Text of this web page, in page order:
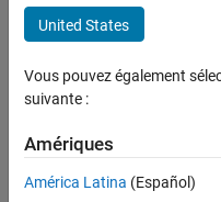
FILTRER PAR
Ventes pour l'éducation
Ressources humaines
Juridique
Actuellement,
United States
Vous pouvez également
suivante :
Amériques
América Latina (Español)